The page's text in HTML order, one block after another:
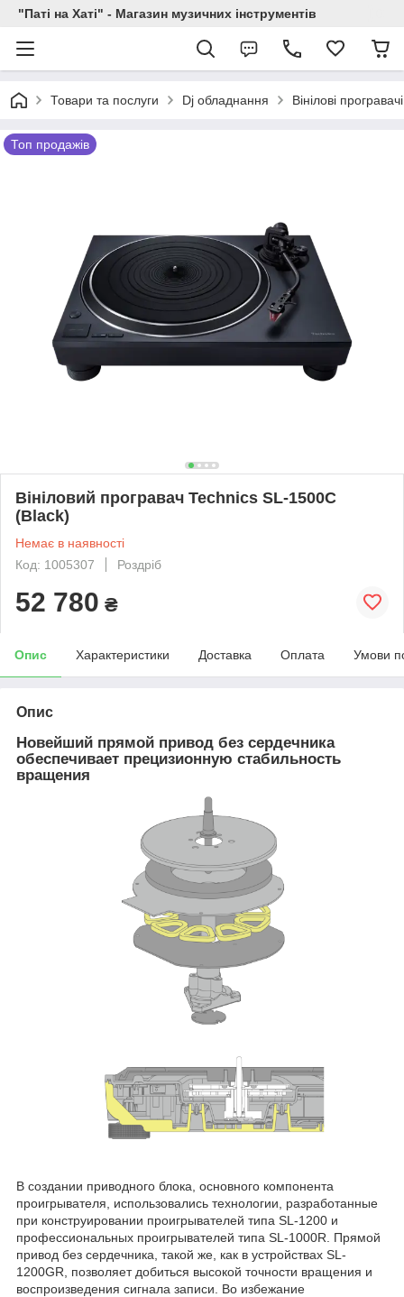
"Паті на Хаті" - Магазин музичних інструментів
Товари та послуги Dj обладнання Вінілові програвачі
Топ продажів
Вініловий програвач Technics SL-1500C
(Black)
Немає в наявності
Код: 1005307
Роздріб
52 780 ₴
Опис Характеристики Доставка Оплата Умови
Опис
Новейший прямой привод без сердечника
обеспечивает прецизионную стабильность
вращения
В создании приводного блока, основного компонента
проигрывателя, использовались технологии, разработанные
при конструировании проигрывателей типа SL-1200 и
профессиональных проигрывателей типа SL-1000R. Прямой
привод без сердечника, такой же, как в устройствах SL-
1200GR, позволяет добиться высокой точности вращения и
воспроизведения сигнала записи. Во избежание